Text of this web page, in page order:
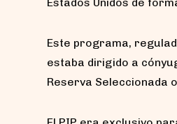
Este programa,
estaba dirigido a
Reserva Seleccionada